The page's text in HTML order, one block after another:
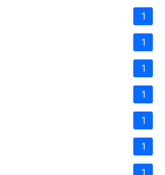
1
1
1
1
1
1
1